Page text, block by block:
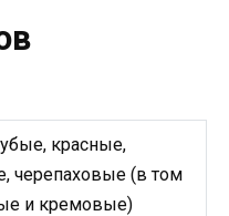
красные,
черепаховые (в том
и кремовые)